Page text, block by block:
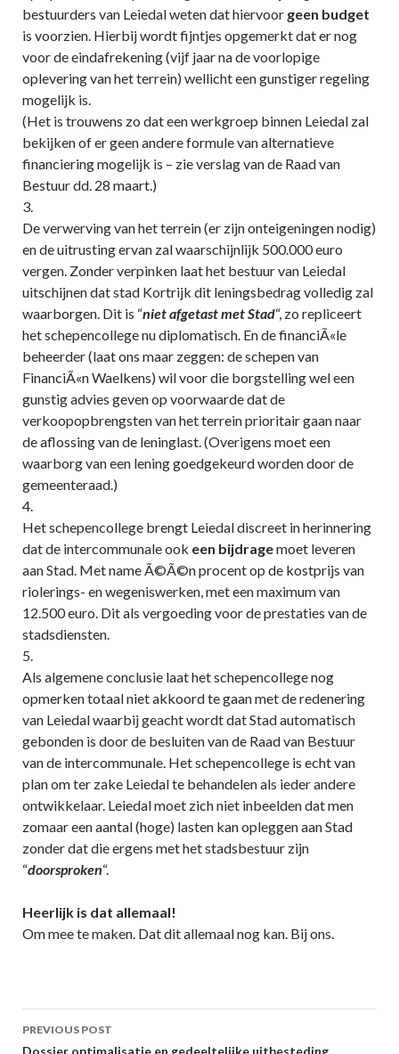
bestuurders van Leiedal weten dat hiervoor geen budget
is voorzien. Hierbij wordt fijntjes opgemerkt dat er nog
voor de eindafrekening (vijf jaar na de voorlopige
oplevering van het terrein) wellicht een gunstiger regeling
mogelijk is.
(Het is trouwens zo dat een werkgroep binnen Leiedal zal
bekijken of er geen andere formule van alternatieve
financiering mogelijk is – zie verslag van de Raad van
Bestuur dd. 28 maart.)
3.
De verwerving van het terrein (er zijn onteigeningen nodig)
en de uitrusting ervan zal waarschijnlijk 500.000 euro
vergen. Zonder verpinken laat het bestuur van Leiedal
uitschijnen dat stad Kortrijk dit leningsbedrag volledig zal
waarborgen. Dit is “niet afgetast met Stad“, zo repliceert
het schepencollege nu diplomatisch. En de financiÃ«le
beheerder (laat ons maar zeggen: de schepen van
FinanciÃ«n Waelkens) wil voor die borgstelling wel een
gunstig advies geven op voorwaarde dat de
verkoopopbrengsten van het terrein prioritair gaan naar
de aflossing van de leninglast. (Overigens moet een
waarborg van een lening goedgekeurd worden door de
gemeenteraad.)
4.
Het schepencollege brengt Leiedal discreet in herinnering
dat de intercommunale ook een bijdragemoet leveren
aan Stad. Met name Ã©Ã©n procent op de kostprijs van
riolerings- en wegeniswerken, met een maximum van
12.500 euro. Dit als vergoeding voor de prestaties van de
stadsdiensten.
5.
Als algemene conclusie laat het schepencollege nog
opmerken totaal niet akkoord te gaan met de redenering
van Leiedal waarbij geacht wordt dat Stad automatisch
gebonden is door de besluiten van de Raad van Bestuur
van de intercommunale. Het schepencollege is echt van
plan om ter zake Leiedal te behandelen als ieder andere
ontwikkelaar. Leiedal moet zich niet inbeelden dat men
zomaar een aantal (hoge) lasten kan opleggen aan Stad
zonder dat die ergens met het stadsbestuur zijn
“doorsproken“.
Heerlijk is dat allemaal!
Om mee te maken. Dat dit allemaal nog kan. Bij ons.
Post
PREVIOUS POST
Dossier optimalisatie en gedeeltelijke uitbesteding